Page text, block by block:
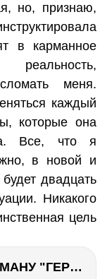
но, признаю,
в карманное
реальность,
меня.
каждый
которые она
Все, что я
в новой и
двадцать
Никакого
цель
БРИДЖЕРТОНЫ СНЯТЫ ПО РОМАНУ "ГЕРЦОГ И Я". Стоит ли читать?